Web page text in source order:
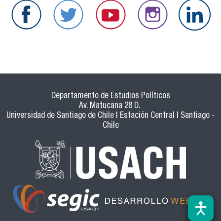
Departamento de Estudios Políticos
Av. Matucana 28 D.
Universidad de Santiago de Chile | Estación Central | Santiago -
Chile